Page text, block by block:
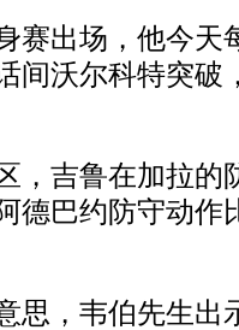
出场，他今天
间沃尔科特突破
吉鲁在加拉的
德巴约防守动作
，韦伯先生出